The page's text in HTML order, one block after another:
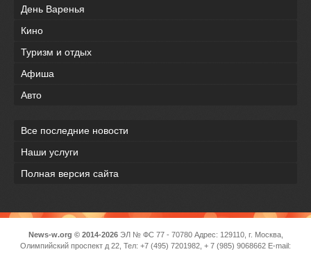
День Варенья
Кино
Туризм и отдых
Афиша
Авто
Все последние новости
Наши услуги
Полная версия сайта
News-w.org © 2014-2026ЭЛ № ФС 77 - 70780 Адрес: 129110, г. Москва,
Олимпийский проспект д 22, Тел: +7 (495) 7201982, + 7 (985) 9068662 E-mail: